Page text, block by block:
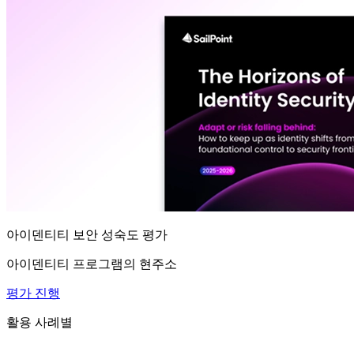
아이덴티티 보안 성숙도 평가
아이덴티티 프로그램의 현주소
평가 진행
활용 사례별